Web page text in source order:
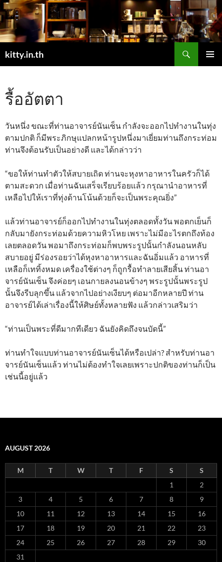
Skip
to
content
kitty.in.th
รื้ออัตตา
วันหนึ่ง ขณะที่ท่านอาจารย์นันเซ็น กำลังจะออกไปทำงานในทุ่ง
ตามปกติ ก็มีพระภิกษุแปลกหน้ารูปหนึ่งมาเยี่ยมท่านถึงกระท่อม
ท่านจึงต้อนรับเป็นอย่างดี และได้กล่าวว่า
“ขอให้ท่านทำตัวให้สบายเถิด ท่านจะหุงหาอาหารในครัวก็ได้
ตามสะดวก เมื่อท่านฉันเสร็จเรียบร้อยแล้ว กรุณานำอาหารที่
เหลือไปให้เราที่ทุ่งด้านโน้นด้วยก็จะเป็นพระคุณยิ่ง”
แล้วท่านอาจารย์ก็ออกไปทำงานในทุ่งตลอดทั้งวัน พอตกเย็นก็
กลับมายังกระท่อมด้วยความหิวโหย เพราะไม่มีอะไรตกถึงท้อง
เลยตลอดวัน พอมาถึงกระท่อมก็พบพระรูปนั้นกำลังนอนหลับ
สบายอยู่ มีร่องรอยว่าได้หุงหาอาหารและฉันอิ่มแล้ว อาหารที่
เหลือก็เททิ้งหมด เครื่องใช้ต่างๆ ก็ถูกรื้อทำลายเสียสิ้น ท่านอา
จารย์นันเซ็น จึงค่อยๆ เอนกายลงนอนข้างๆ พระรูปนั้นพระรูป
นั้นจึงรีบลุกขึ้น แล้วจากไปอย่างเงียบๆ ต่อมาอีกหลายปี ท่าน
อาจารย์ได้เล่าเรื่องนี้ให้ศิษย์ทั้งหลายฟัง แล้วกล่าวเสริมว่า
“ท่านเป็นพระที่ดีมากทีเดียว ฉันยังคิดถึงจนบัดนี้”
ท่านทำใจแบบท่านอาจารย์นันเซ็นได้หรือเปล่า? สำหรับท่านอา
จารย์นันเซ็นแล้ว ท่านไม่ต้องทำใจเลยเพราะปกติของท่านก็เป็น
เช่นนี้อยู่แล้ว
AUGUST 2026
M T W T F S
S
1
2
3
4 5 6 7 8
9
10
11 12 13 14 15
16
17
18 19 20 21 22
23
24
25 26 27 28 29
30
31